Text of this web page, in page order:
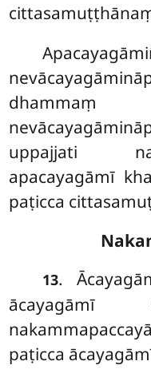
uppajjati
apacayagāmī
paṭicca
13.
ācayagāmī
paṭicca